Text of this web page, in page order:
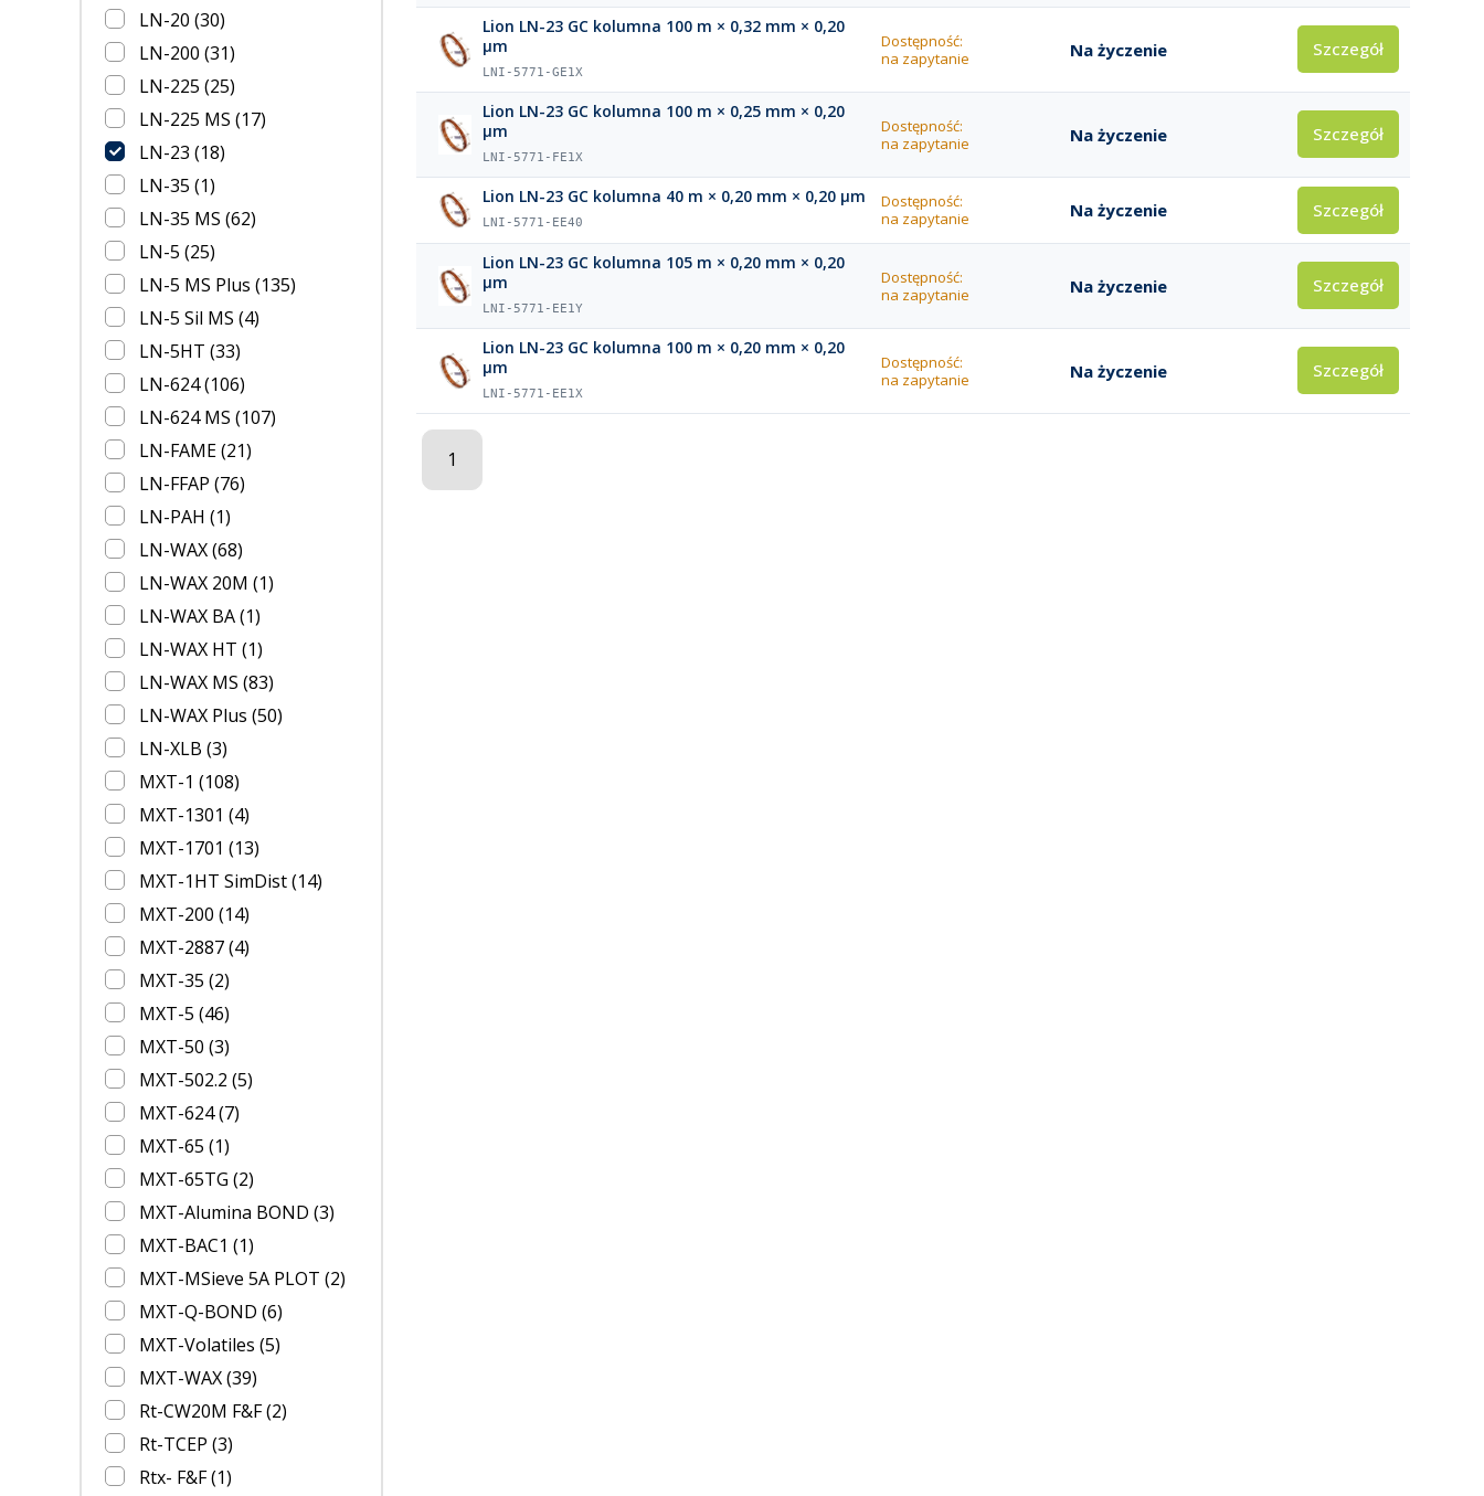
LN-20 (30)
LN-200 (31)
LN-225 (25)
LN-225 MS (17)
LN-23 (18)
LN-35 (1)
LN-35 MS (62)
LN-5 (25)
LN-5 MS Plus (135)
LN-5 Sil MS (4)
LN-5HT (33)
LN-624(106)
LN-624 MS (107)
LN-FAME(21)
LN-FFAP (76)
LN-PAH (1)
LN-WAX(68)
LN-WAX 20M (1)
LN-WAX BA(1)
LN-WAX HT (1)
LN-WAX MS (83)
LN-WAX Plus (50)
LN-XLB (3)
MXT-1 (108)
MXT-1301 (4)
MXT-1701 (13)
MXT-1HT SimDist(14)
MXT-200 (14)
MXT-2887(4)
MXT-35 (2)
MXT-5 (46)
MXT-50 (3)
MXT-502.2 (5)
MXT-624(7)
MXT-65 (1)
MXT-65TG (2)
MXT-Alumina BOND (3)
MXT-BAC1 (1)
MXT-MSieve 5A PLOT (2)
MXT-Q-BOND (6)
MXT-Volatiles (5)
MXT-WAX(39)
Rt-CW20M F&F(2)
Rt-TCEP (3)
Rtx- F&F(1)
Lion LN-23 GC kolumna 100 m × 0,32 mm × 0,20
µm
LNI-5771-GE1X
Dostępność:
na zapytanie
Na życzenie Szczegół
Lion LN-23 GC kolumna 100 m × 0,25 mm × 0,20
µm
LNI-5771-FE1X
Dostępność:
na zapytanie
Na życzenie Szczegół
Lion LN-23 GC kolumna 40 m × 0,20 mm × 0,20 µm
LNI-5771-EE40
Dostępność:
na zapytanie
Na życzenie Szczegół
Lion LN-23 GC kolumna 105 m × 0,20 mm × 0,20
µm
LNI-5771-EE1Y
Dostępność:
na zapytanie
Na życzenie Szczegół
Lion LN-23 GC kolumna 100 m × 0,20 mm × 0,20
µm
LNI-5771-EE1X
Dostępność:
na zapytanie
Na życzenie Szczegół
1